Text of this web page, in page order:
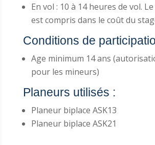
En vol : 10 à 14 heures de vol.
est compris dans le coût du
Conditions de
Age minimum 14 ans
pour les mineurs)
Planeurs utilisés :
Planeur biplace ASK13
Planeur biplace ASK21